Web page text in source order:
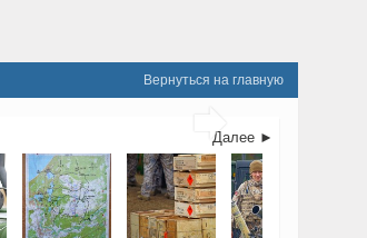
Вернуться на главную

Далее ►